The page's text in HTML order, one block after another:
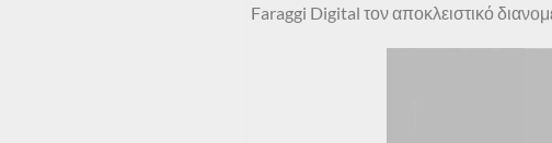
Faraggi Digital τον αποκλειστικό